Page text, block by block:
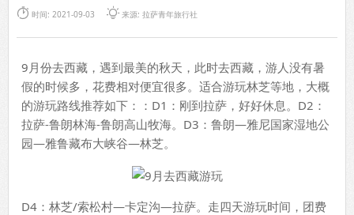
 时间: 2021-09-03 来源: 拉萨青年旅行社
9月份去西藏，遇到最美的秋天，此时去西藏，游人没有暑
假的时候多，花费相对便宜很多。适合游玩林芝等地，大概
的游玩路线推荐如下：：D1：刚到拉萨，好好休息。D2：
拉萨-鲁朗林海-鲁朗高山牧海。D3：鲁朗—雅尼国家湿地公
园—雅鲁藏布大峡谷—林芝。
D4：林芝/索松村—卡定沟—拉萨。走四天游玩时间，团费